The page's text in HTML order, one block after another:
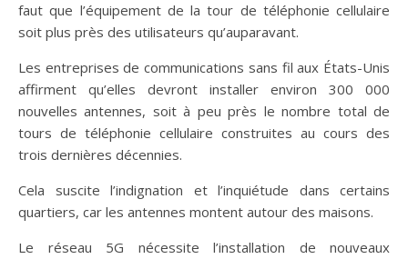
faut que l’équipement de la tour de téléphonie cellulaire
soit plus près des utilisateurs qu’auparavant.
Les entreprises de communications sans fil aux États-Unis
affirment qu’elles devront installer environ 300 000
nouvelles antennes, soit à peu près le nombre total de
tours de téléphonie cellulaire construites au cours des
trois dernières décennies.
Cela suscite l’indignation et l’inquiétude dans certains
quartiers, car les antennes montent autour des maisons.
Le réseau 5G nécessite l’installation de nouveaux